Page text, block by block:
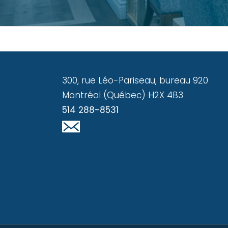
300, rue Léo-Pariseau, bureau 920
Montréal (Québec) H2X 4B3
514 288-8531